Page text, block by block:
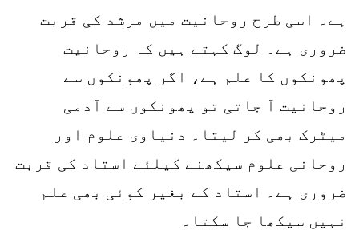
ہے۔ اسی طرح روحانیت میں مرشد کی قربت
ضروری ہے۔ لوگ کہتے ہیں کہ روحانیت
پھونکوں کا علم ہے، اگر پھونکوں سے
روحانیت آ جاتی تو پھونکوں سے آدمی
میٹرک بھی کر لیتا۔ دنیاوی علوم اور
روحانی علوم سیکھنے کیلئے استاد کی قربت
ضروری ہے۔ استاد کے بغیر کوئی بھی علم
نہیں سیکھا جا سکتا۔